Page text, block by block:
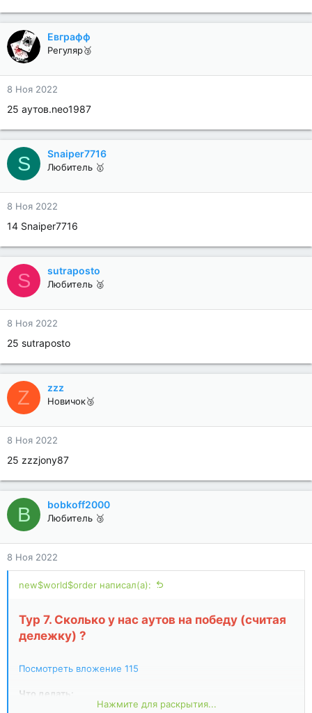
Евграфф
Регуляр🥉
8 Ноя 2022
25 аутов.neo1987
S Snaiper7716
Любитель 🥇
8 Ноя 2022
14 Snaiper7716
S sutraposto
Любитель 🥈
8 Ноя 2022
25 sutraposto
Z zzz
Новичок🥉
8 Ноя 2022
25 zzzjony87
B bobkoff2000
Любитель 🥉
8 Ноя 2022
new$world$order написал(а):
Тур 7. Сколько у нас аутов на победу (считая
дележку) ?
Посмотреть вложение 115
Что делать:
Нажмите для раскрытия...